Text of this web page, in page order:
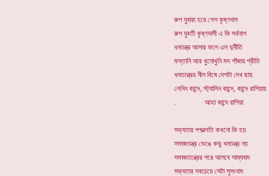
রুশ যুবারা হয়ে গেল কৃষ্ণদাস
রুশ যুবতী কৃষ্ণদাসী এ কি সর্বনাশ
ধনতন্ত্র আসার ফলে এল দুর্নীতি
মস্তানি আর খুনোখুনি মদ গাঁজায় প্রীতি
ধনতন্ত্রের নীল বিষে দেশটা দেখ ছায়
লেনিন কান্দে, স্ট্যালিন কান্দে, কান্দে রাশিয়ায়
. আহা কান্দে রাশিয়া
সভ্যতার পশ্চাত্গতি কখনো কি হয়
সমাজতন্ত্র ভেঙে কভু ধনতন্ত্র নয়
সমাজতন্ত্রের পরে আসবে সাম্যবাদ
সভ্যতার সবচেয়ে সেটা সুসংবাদ